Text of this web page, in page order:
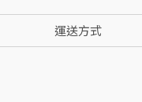
運送方式